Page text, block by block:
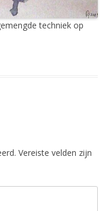
techniek op
Vereiste velden zijn